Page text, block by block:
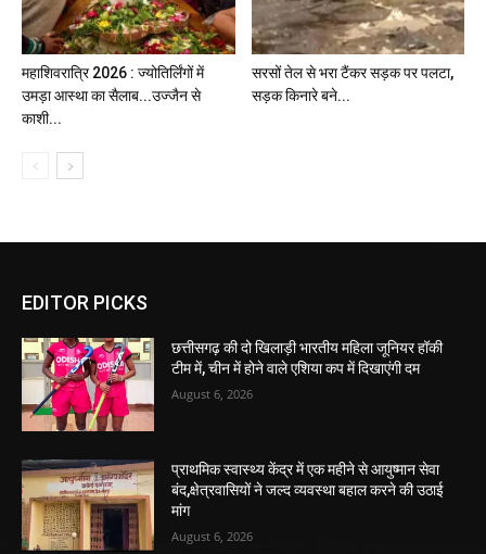
महाशिवरात्रि 2026 : ज्योतिर्लिंगों में
उमड़ा आस्था का सैलाब...उज्जैन से
काशी...
सरसों तेल से भरा टैंकर सड़क पर पलटा,
सड़क किनारे बने...
EDITOR PICKS
छत्तीसगढ़ की दो खिलाड़ी भारतीय महिला जूनियर हॉकी
टीम में, चीन में होने वाले एशिया कप में दिखाएंगी दम
August 6, 2026
प्राथमिक स्वास्थ्य केंद्र में एक महीने से आयुष्मान सेवा
बंद,क्षेत्रवासियों ने जल्द व्यवस्था बहाल करने की उठाई
मांग
August 6, 2026